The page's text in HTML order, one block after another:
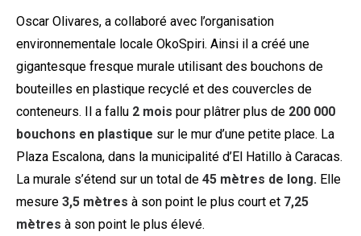
Oscar Olivares, a collaboré avec l’organisation
environnementale locale OkoSpiri. Ainsi il a créé une
gigantesque fresque murale utilisant des bouchons de
bouteilles en plastique recyclé et des couvercles de
conteneurs. Il a fallu 2 mois pour plâtrer plus de 200 000
bouchons en plastique sur le mur d’une petite place. La
Plaza Escalona, ​​dans la municipalité d’El Hatillo à Caracas.
La murale s’étend sur un total de 45 mètres de long. Elle
mesure 3,5 mètres à son point le plus court et 7,25
mètres à son point le plus élevé.